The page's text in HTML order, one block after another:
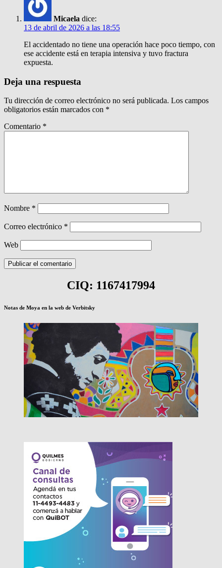
Micaela dice:
13 de abril de 2026 a las 18:55
El accidentado no tiene una operación hace poco tiempo, con
ese accidente está en terapia intensiva y tuvo fractura
expuesta.
Deja una respuesta
Tu dirección de correo electrónico no será publicada. Los campos
obligatorios están marcados con *
Comentario *
Nombre *
Correo electrónico *
Web
CIQ: 1167417994
Notas de Moya en la web de Verbitsky